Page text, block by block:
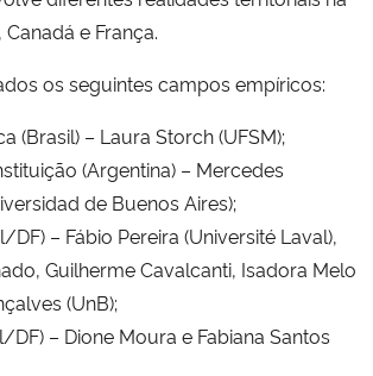
e França.
os seguintes campos empíricos:
(Brasil) – Laura Storch (UFSM);
(Argentina) – Mercedes
de Buenos Aires);
DF) – Fábio Pereira (Université Laval),
Guilherme Cavalcanti, Isadora Melo
(UnB);
DF) – Dione Moura e Fabiana Santos